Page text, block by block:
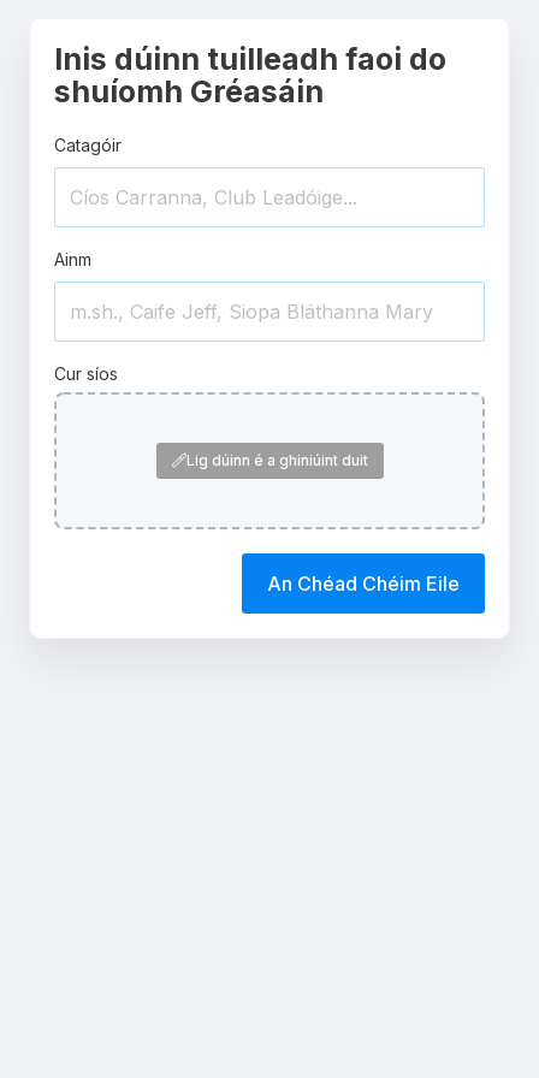
Inis dúinn tuilleadh faoi do
shuíomh Gréasáin
Catagóir
Ainm
Cur síos
Lig dúinn é a ghiniúint duit
An Chéad Chéim Eile